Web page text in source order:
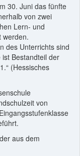
30. Juni das fünfte
von zwei
Lern- und
werden.
des Unterrichts sind
Bestandteil der
(Hessisches
von
aus dem